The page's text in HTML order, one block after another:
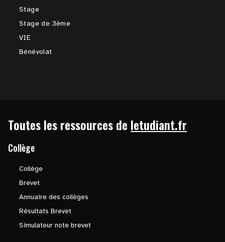
Stage
Stage de 3ème
VIE
Bénévolat
Toutes les ressources de letudiant.fr
Collège
Collège
Brevet
Annuaire des collèges
Résultats Brevet
Simulateur note brevet